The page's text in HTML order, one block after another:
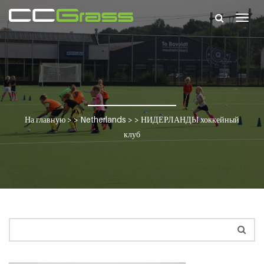
На главную > >Netherlands > > НИДЕРЛАНДЫ хоккейный
клуб